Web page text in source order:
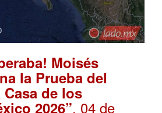
Moisés
la Prueba del
de los
2026”. 04 de